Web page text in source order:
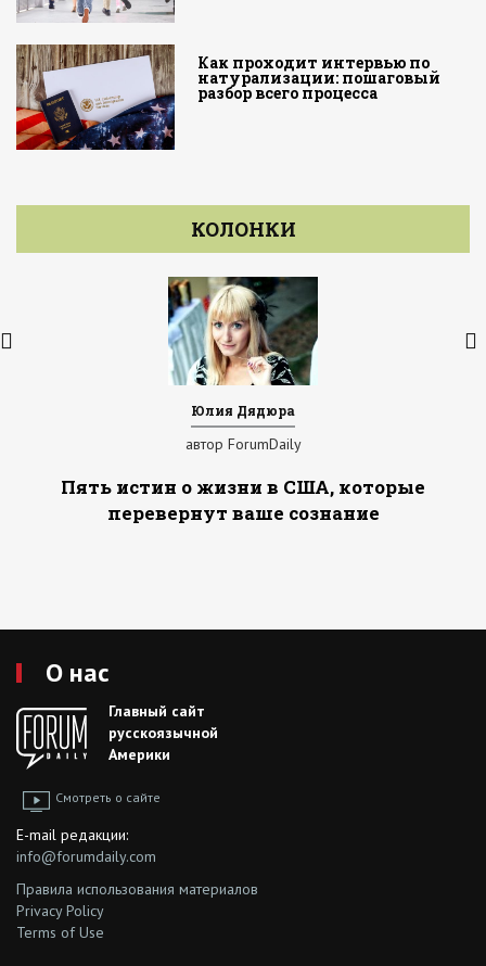
Как проходит интервью по
натурализации: пошаговый
разбор всего процесса
КОЛОНКИ
Юлия Дядюра
автор ForumDaily
Пять истин о жизни в США, которые
перевернут ваше сознание
О нас
Главный сайт
русскоязычной
Америки
Смотреть о сайте
E-mail редакции:
info@forumdaily.com
Правила использования материалов
Privacy Policy
Terms of Use